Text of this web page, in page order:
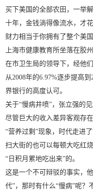
买下美国的全部农田，一举
十年，金钱淌得像流水，才
财力相当于你拥有了整个美国
上海市健康教育所坐落在胶
在市卫生局的领导下，经他
从2008年的6.97%逐步提高
界银行的高度认可。
关于“慢病井喷”，张立强的
尽管巨大的收入差异客观存
“营养过剩”现象，时代走进
扫大街的也可以每顿大吃红
“日积月累地吃出来”的。
这是一个不可辩驳的事实，
代”，那时有什么“慢病”呢